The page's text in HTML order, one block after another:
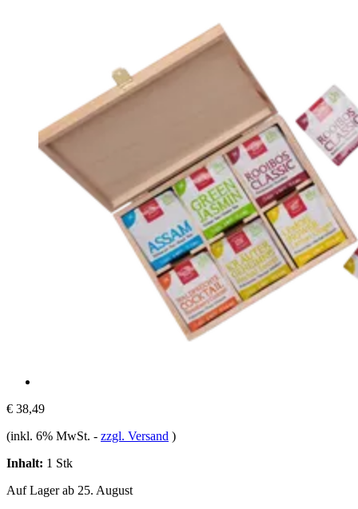
€ 38,49
(inkl. 6% MwSt. - zzgl. Versand )
Inhalt: 1 Stk
Auf Lager ab 25. August